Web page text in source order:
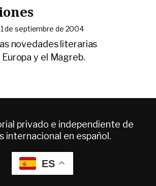
de septiembre de 2004
novedades literarias
y el Magreb.
privado e independiente de
internacional en español.
ES